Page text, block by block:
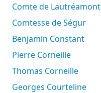
Comte de Lautréamont
Comtesse de Ségur
Benjamin Constant
Pierre Corneille
Thomas Corneille
Georges Courteline